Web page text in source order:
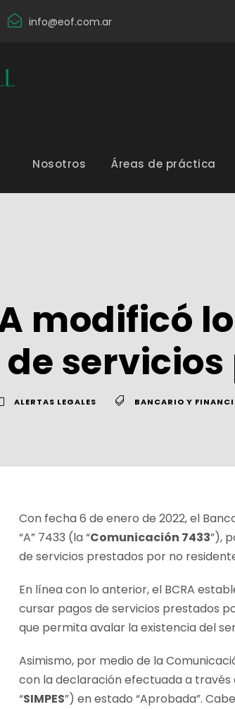
info@eof.com.ar
Nosotros Áreas de práctica
modificó
ALERTAS LEGALES BANCARIO Y
Con fecha 6 de enero de 2022, el
“A” 7433 (la “Comunicación 7433”),
de servicios prestados por no
En línea con lo anterior, el BCRA
cursar pagos de servicios prestados
que permita avalar la existencia del
Asimismo, por medio de la
con la declaración efectuada a través
“SIMPES”) en estado “Aprobada”.